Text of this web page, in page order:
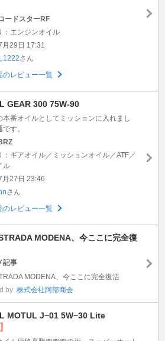
ードスターRF
：エンジンオイル
月29日 17:31
1222さん
のレビュー一覧
GEAR 300 75W-90
本番オイルとしてミッションに入れまし
す。
：ギアオイル／ミッションオイル／ATF／
ル
月27日 23:46
さん
のレビュー一覧
MODENA、今ここに完全復
記事
MODENA、今ここに完全復活
by 株式会社阿部商会
MOTUL J−01 5W−30 Lite